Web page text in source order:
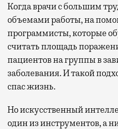
Когда врачи с большим
объемами работы, на
программисты, которые
считать площадь
пациентов на группы в
заболевания. И такой
спас жизнь.
Но искусственный
один из инструментов, а